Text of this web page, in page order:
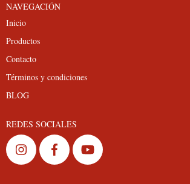
NAVEGACIÓN
Inicio
Productos
Contacto
Términos y condiciones
BLOG
REDES SOCIALES